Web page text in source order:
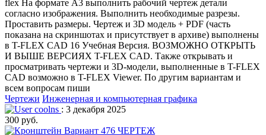
flex На формате А3 выполнить рабочий чертеж детали
согласно изображения. Выполнить необходимые разрезы.
Проставить размеры. Чертеж и 3D модель + PDF (часть
показана на скриншотах и присутствует в архиве) выполнены
в T-FLEX CAD 16 Учебная Версия. ВОЗМОЖНО ОТКРЫТЬ
И ВЫШЕ ВЕРСИЯХ T-FLEX CAD. Также открывать и
просматривать чертежи и 3D-модели, выполненные в T-FLEX
CAD возможно в T-FLEX Viewer. По другим вариантам и
всем вопросам пиши
Чертежи Инженерная и компьютерная графика
coolns : 3 декабря 2025
300 руб.